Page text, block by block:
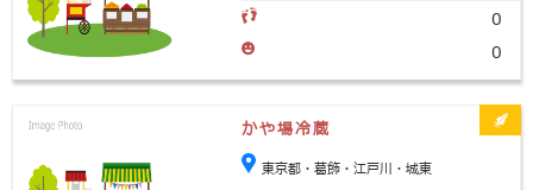
0
0
かや場冷蔵
東京都・葛飾・江戸川・城東